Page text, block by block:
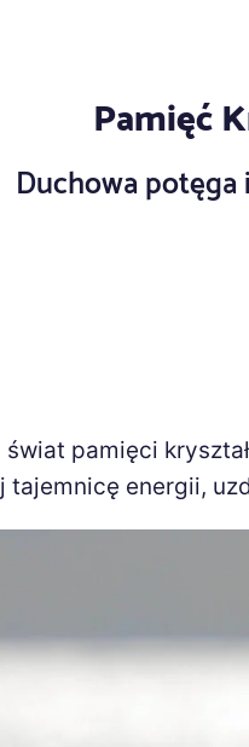
Pamięć
Duchowa
pamięci
tajemnicę energii,